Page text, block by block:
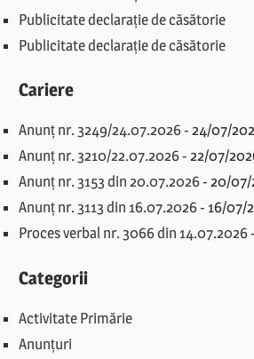
Publicitate declarație de căsătorie
Publicitate declarație de căsătorie
Cariere
Anunț nr. 3249/24.07.2026-24/07/
Anunț nr. 3210/22.07.2026-22/07/
Anunț nr. 3153 din 20.07.2026-20/
Anunț nr. 3113 din 16.07.2026- 16/07/
Proces verbal nr. 3066 din 14.07.2026-
Categorii
Activitate Primărie
Anunțuri